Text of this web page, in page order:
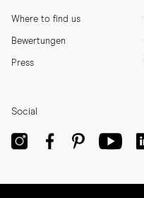
Where to find us
Bewertungen
Press
Social